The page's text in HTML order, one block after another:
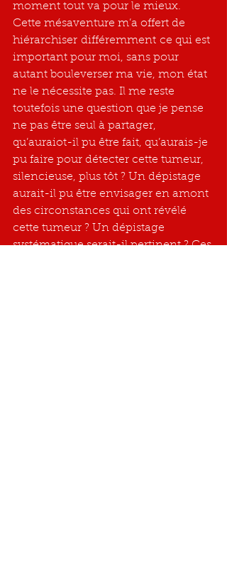
moment tout va pour le mieux.
Cette mésaventure m’a offert de
hiérarchiser différemment ce qui est
important pour moi, sans pour
autant bouleverser ma vie, mon état
ne le nécessite pas. Il me reste
toutefois une question que je pense
ne pas être seul à partager,
qu’auraiot-il pu être fait, qu’aurais-je
pu faire pour détecter cette tumeur,
silencieuse, plus tôt ? Un dépistage
aurait-il pu être envisager en amont
des circonstances qui ont révélé
cette tumeur ? Un dépistage
systématique serait-il pertinent ? Ces